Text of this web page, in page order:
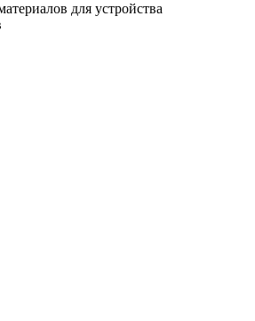
для устройства